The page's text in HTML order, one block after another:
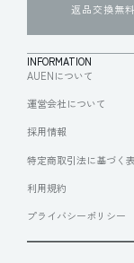
返品交換無料
INFORMATION
AUENについて
運営会社について
採用情報
特定商取引法に基づく
利用規約
プライバシーポリシー